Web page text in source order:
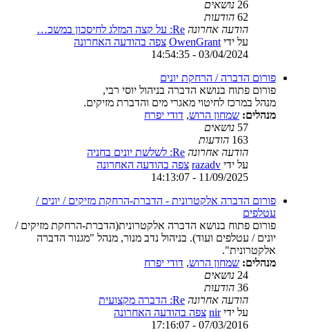
26 נושאים
62 הודעות
הודעה אחרונה Re: על קצה המזלג לחיסכון במשכ…
על ידיOwenGrant צפה בהודעה האחרונה
03/04/2024 - 14:54:35
פורום הדברה / הרחקת יונים
פורום פתוח בנושא הדברה בניהול יוסי רבי,
מנהל במרכז לחיטוי מאגרי מים והדברת מזיקים.
מנהלים: שמחון הרוש, דודי יפרח
57 נושאים
163 הודעות
הודעה אחרונה Re: לשלשת יונים בחניה
על ידי razadv צפה בהודעה האחרונה
11/09/2025 - 14:13:07
פורום הדברה אלקטרונית - הדברת-הרחקת מזיקים / יונים /
עטלפים
פורום פתוח בנושא הדברה אלקטרונית(הדברת-הרחקת מזיקים /
יונים / עטלפים ועוד). בניהול נדב מנור, מנהל "מגנור הדברה
אלקטרונית".
מנהלים: שמחון הרוש, דודי יפרח
24 נושאים
36 הודעות
הודעה אחרונה Re: הדברה מקצועית
על ידיnir צפה בהודעה האחרונה
07/03/2016 - 17:16:07